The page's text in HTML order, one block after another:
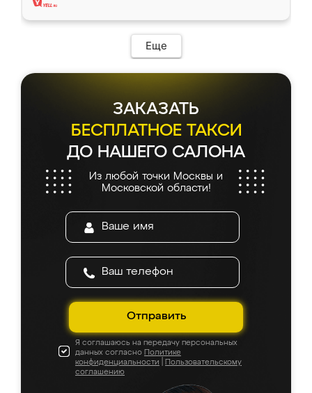
Еще
ЗАКАЗАТЬ
БЕСПЛАТНОЕ ТАКСИ
ДО НАШЕГО САЛОНА
Из любой точки Москвы и
Московской области!
Отправить
Я соглашаюсь на передачу персональных
данных согласно Политике
конфиденциальности
Пользовательскому
соглашению